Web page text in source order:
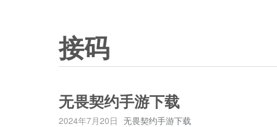
接码
无畏契约手游下载
2024年7月20日 无畏契约手游下载